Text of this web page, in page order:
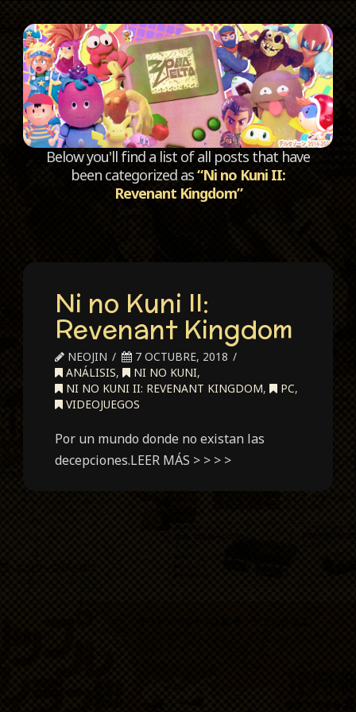
Below you'll find a list of all posts that have
been categorized as“Ni no Kuni II:
Revenant Kingdom”
Ni no Kuni II:
Revenant Kingdom
NEOJIN
7 OCTUBRE, 2018
ANÁLISIS, NI NO KUNI,
NI NO KUNI II: REVENANT KINGDOM, PC,
VIDEOJUEGOS
Por un mundo donde no existan las
decepciones.LEER MÁS > > > >